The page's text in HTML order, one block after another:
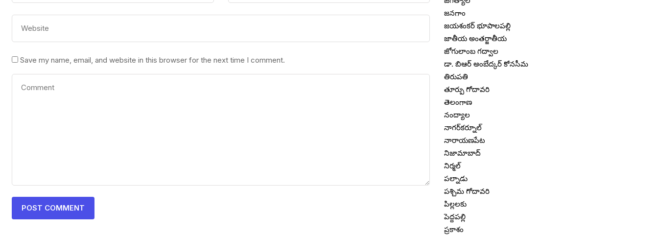
Save my name, email, and website in this browser for the next time I comment.
జనగాం
జయశంకర్ భూపాలపల్లి
జాతీయ అంతర్జాతీయ
జోగులాంబ గద్వాల
డా. బిఆర్ అంబేద్కర్ కోనసీమ
తిరుపతి
తూర్పు గోదావరి
తెలంగాణ
నంద్యాల
నాగర్‌కర్నూల్
నారాయణపేట
నిజామాబాద్
నిర్మల్
పల్నాడు
పశ్చిమ గోదావరి
పిల్లలకు
పెద్దపల్లి
ప్రకాశం